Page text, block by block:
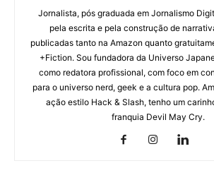
Jornalista, pós graduada em Jornalismo
pela escrita e pela construção de
publicadas tanto na Amazon quanto
+Fiction. Sou fundadora da Universo
como redatora profissional, com foco em
para o universo nerd, geek e a cultura pop.
ação estilo Hack & Slash, tenho um
franquia Devil May Cry.